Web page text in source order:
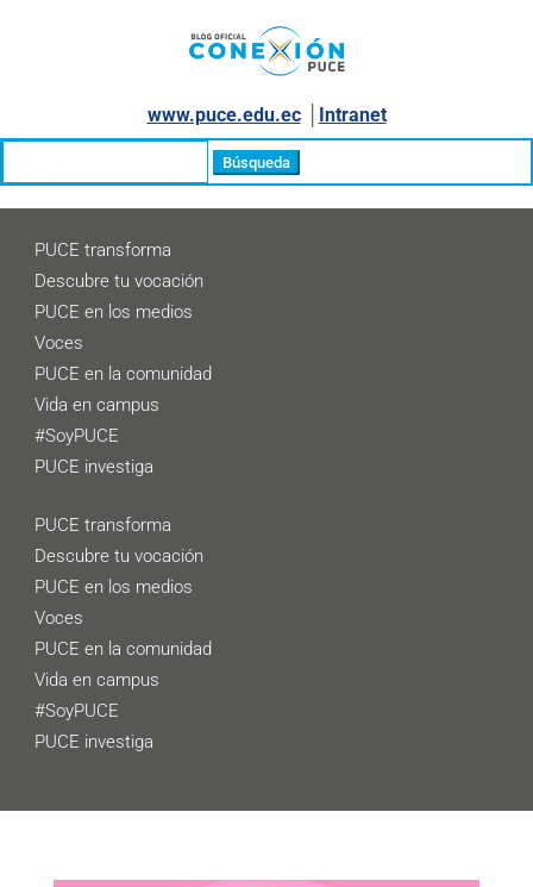
www.puce.edu.ec│ Intranet
PUCE transforma
Descubre tu vocación
PUCE en los medios
Voces
PUCE en la comunidad
Vida en campus
#SoyPUCE
PUCE investiga
PUCE transforma
Descubre tu vocación
PUCE en los medios
Voces
PUCE en la comunidad
Vida en campus
#SoyPUCE
PUCE investiga